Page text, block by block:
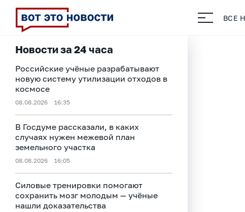
ВСЕ
Новости за 24 часа
Российские учёные разрабатывают
новую систему утилизации отходов в
космосе
08.08.2026 16:35
В Госдуме рассказали, в каких
случаях нужен межевой план
земельного участка
08.08.2026 16:05
Силовые тренировки помогают
сохранить мозг молодым — учёные
нашли доказательства